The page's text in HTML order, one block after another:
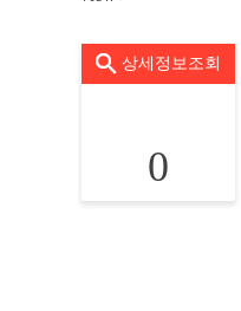
상세정보조회
0